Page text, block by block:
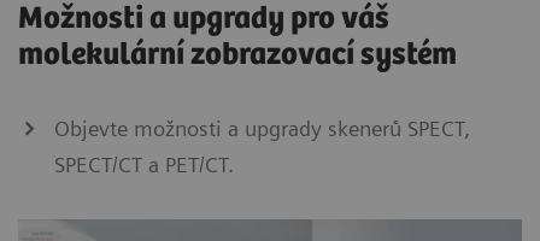
Možnosti a upgrady pro váš
molekulární zobrazovací systém
Objevte možnosti a upgrady skenerů SPECT,
SPECT/CT a PET/CT.